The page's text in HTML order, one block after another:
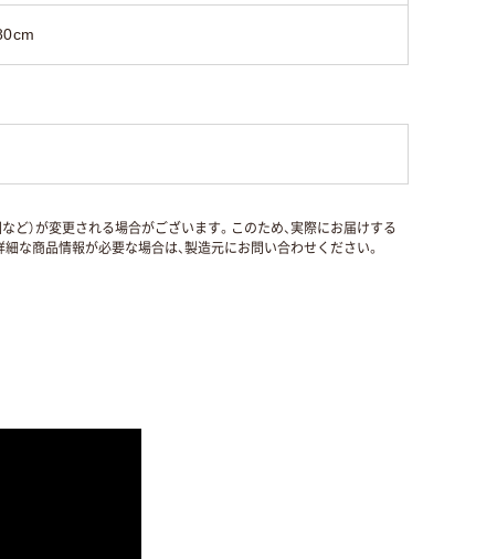
ど）が変更される場合がございます。このため、実際にお届けする
な商品情報が必要な場合は、製造元にお問い合わせください。